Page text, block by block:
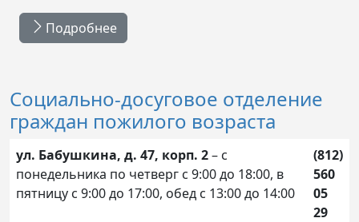
Подробнее
Социально-досуговое отделение
граждан пожилого возраста
ул. Бабушкина, д. 47, корп. 2– с
понедельника по четверг с 9:00 до 18:00, в
пятницу с 9:00 до 17:00, обед с 13:00 до 14:00
(812)
560
05
29